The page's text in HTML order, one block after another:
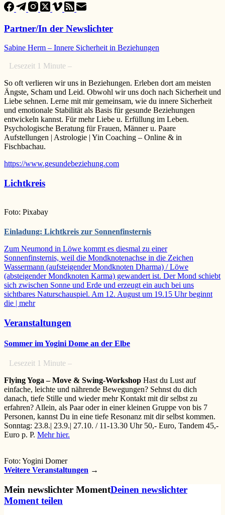
Partner/In der Newslichter
Sabine Herm – Innere Sicherheit in Beziehungen
Lesezeit 1 Minute –
So oft verlieren wir uns in Beziehungen. Erleben dort am meisten
Ängste, Scham und Leid. Obwohl wir uns doch nach Sicherheit und
Liebe sehnen. Lerne mit mir gemeinsam, wie du innere Sicherheit
und emotionale Stabilität als Basis für gesunde Beziehungen
entwickeln kannst. Für mehr Liebe u. Erfüllung im Leben.
Psychologische Beratung für Frauen, Männer u. Paare
Aufstellungen | Astrologie | Yin Coaching – Online & in
Fischbachau.
https://www.gesundebeziehung.com
Lichtkreis
Foto: Pixabay
Einladung: Lichtkreis zur Sonnenfinsternis
Zum Neumond in Löwe kommt es diesmal zu einer
Sonnenfinsternis, weil die Mondknotenachse in die Zeichen
Wassermann (aufsteigender Mondknoten Dharma) / Löwe
(absteigender Mondknoten Karma) gewandert ist. Der Mond schiebt
sich zwischen Sonne und Erde und erzeugt ein auch bei uns
sichtbares Naturschauspiel. Am 12. August um 19.15 Uhr beginnt
die | mehr
Veranstaltungen
Sommer im Yogini Dome an der Elbe
Lesezeit 1 Minute –
Flying Yoga – Move & Swing-Workshop Hast du Lust auf
einfache, leichte und nährende Bewegungen? Sehnst du dich
danach, tiefe Stille und wieder mehr Kontakt mit dir selbst zu
erfahren? Allein, als Paar oder in einer kleinen Gruppe von bis 7
Personen, kannst Du in eine tiefe Resonanz mit dir selbst kommen.
Sonntag: 23.8.| 23.9.| 27.10. / 11-13.30 Uhr 50,- Euro, Tandem 45,-
Euro p. P. Mehr hier.
Foto: Yogini Domer
Weitere Veranstaltungen
Mein newslichter MomentDeinen newslichter
Moment teilen